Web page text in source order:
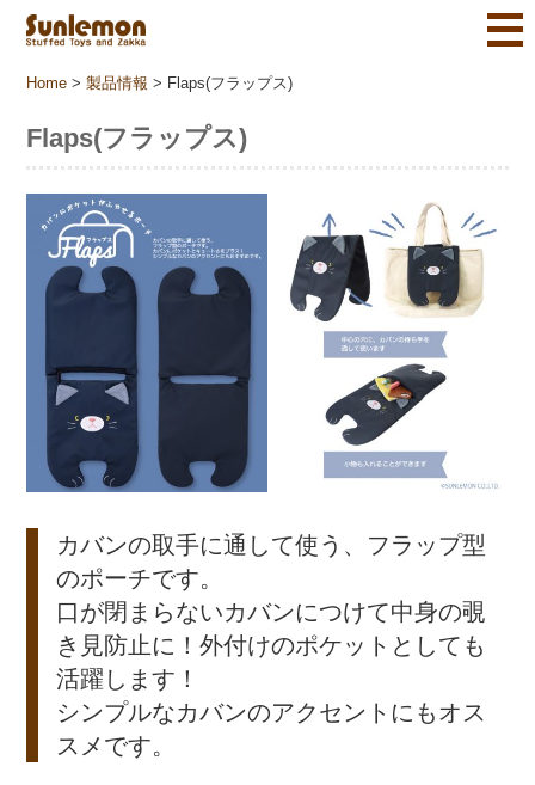
Home >製品情報 > Flaps(フラップス)
Flaps(フラップス)
カバンの取手に通して使う、フラップ型
のポーチです。
口が閉まらないカバンにつけて中身の覗
き見防止に！外付けのポケットとしても
活躍します！
シンプルなカバンのアクセントにもオス
スメです。